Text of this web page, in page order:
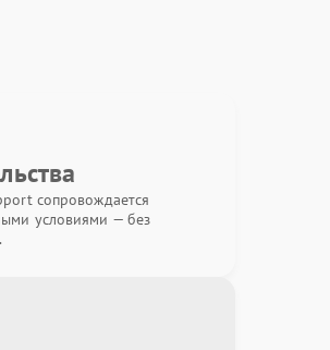
сопровождается
условиями — без